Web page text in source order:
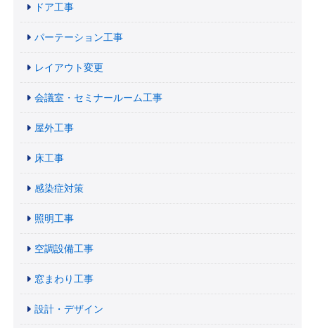
ドア工事
パーテーション工事
レイアウト変更
会議室・セミナールーム工事
屋外工事
床工事
感染症対策
照明工事
空調設備工事
窓まわり工事
設計・デザイン